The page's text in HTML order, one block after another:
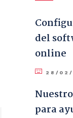
del
online
28/02/
para